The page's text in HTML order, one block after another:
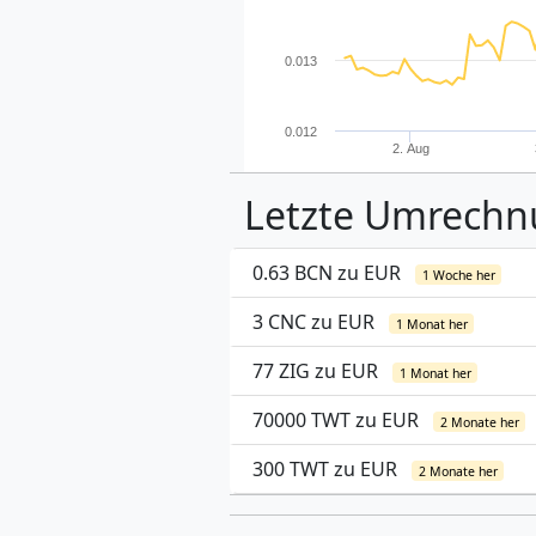
2. Aug
0.012
0.013
Letzte
0.63 BCN zu EUR 1 Woche her
3 CNC zu EUR 1 Monat her
77 ZIG zu EUR 1 Monat her
70000 TWT zu EUR 2 Monate her
300 TWT zu EUR 2 Monate her